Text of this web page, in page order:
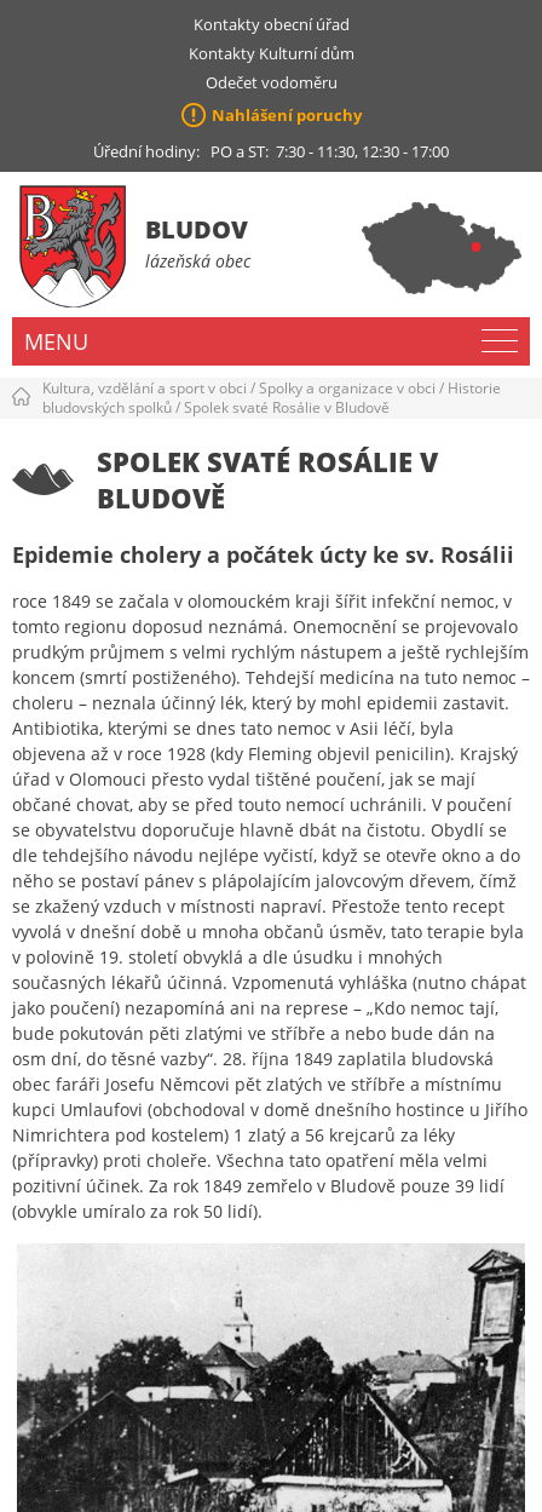
Kontakty obecní úřad
Kontakty Kulturní dům
Odečet vodoměru
Nahlášení poruchy
Úřední hodiny: PO a ST: 7:30 - 11:30, 12:30 - 17:00
BLUDOV
lázeňská obec
MENU
Kultura, vzdělání a sport v obci /Spolky a organizace v obci / Historie
bludovských spolků/Spolek svaté Rosálie v Bludově
SPOLEK SVATÉ ROSÁLIE V
BLUDOVĚ
Epidemie cholery a počátek úcty ke sv. Rosálii
roce 1849 se začala v olomouckém kraji šířit infekční nemoc, v
tomto regionu doposud neznámá. Onemocnění se projevovalo
prudkým průjmem s velmi rychlým nástupem a ještě rychlejším
koncem (smrtí postiženého). Tehdejší medicína na tuto nemoc –
choleru – neznala účinný lék, který by mohl epidemii zastavit.
Antibiotika, kterými se dnes tato nemoc v Asii léčí, byla
objevena až v roce 1928 (kdy Fleming objevil penicilin). Krajský
úřad v Olomouci přesto vydal tištěné poučení, jak se mají
občané chovat, aby se před touto nemocí uchránili. V poučení
se obyvatelstvu doporučuje hlavně dbát na čistotu. Obydlí se
dle tehdejšího návodu nejlépe vyčistí, když se otevře okno a do
něho se postaví pánev s plápolajícím jalovcovým dřevem, čímž
se zkažený vzduch v místnosti napraví. Přestože tento recept
vyvolá v dnešní době u mnoha občanů úsměv, tato terapie byla
v polovině 19. století obvyklá a dle úsudku i mnohých
současných lékařů účinná. Vzpomenutá vyhláška (nutno chápat
jako poučení) nezapomíná ani na represe – „Kdo nemoc tají,
bude pokutován pěti zlatými ve stříbře a nebo bude dán na
osm dní‚ do těsné vazby“. 28. října 1849 zaplatila bludovská
obec faráři Josefu Němcovi pět zlatých ve stříbře a místnímu
kupci Umlaufovi (obchodoval v domě dnešního hostince u Jiřího
Nimrichtera pod kostelem) 1 zlatý a 56 krejcarů za léky
(přípravky) proti choleře. Všechna tato opatření měla velmi
pozitivní účinek. Za rok 1849 zemřelo v Bludově pouze 39 lidí
(obvykle umíralo za rok 50 lidí).